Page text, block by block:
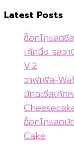
Latest Posts
ช็อกโกแลต
เค้กนึ่ง รสว
V.2
วาฟเฟิล-
มัทฉะชีสเค้
ช็อกโกแลต
Cake